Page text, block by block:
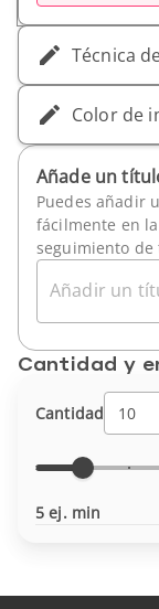
Técnica
Color de
Añade un
Puedes añadir
fácilmente en
seguimiento
Añadir un
Cantidad y
Cantidad
5 ej. min